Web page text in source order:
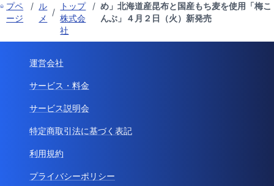
プペ
ージ
/ ル
メ
/
トップ
株式会
社
/ め」北海道産昆布と国産もち麦を使用「梅こ
んぶ」４月２日（火）新発売
運営会社
サービス・料金
サービス説明会
特定商取引法に基づく表記
利用規約
プライバシーポリシー